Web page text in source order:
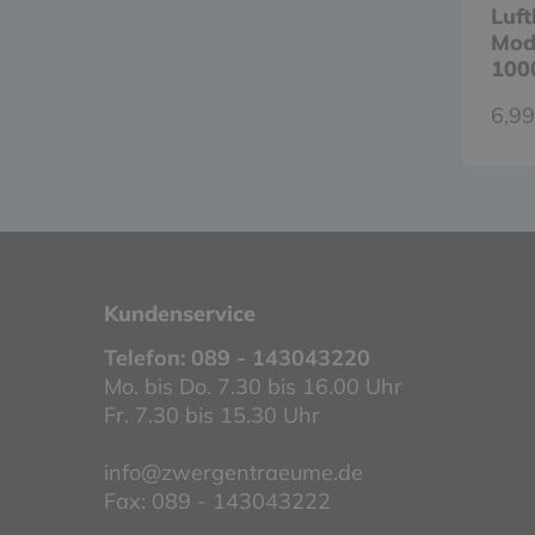
Kundenservice
Telefon: 089 - 143043220
Mo. bis Do. 7.30 bis 16.00 Uhr
Fr. 7.30 bis 15.30 Uhr
info@zwergentraeume.de
Fax: 089 - 143043222